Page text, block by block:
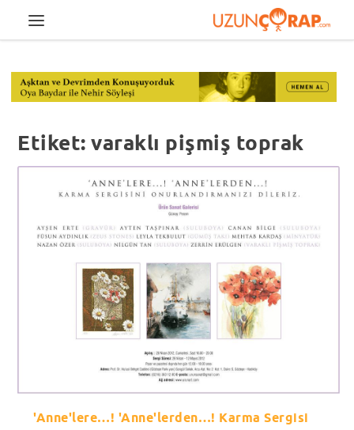
Etiket:varaklı pişmiş toprak
'Anne'lere…! 'Anne'lerden…! Karma Sergisi